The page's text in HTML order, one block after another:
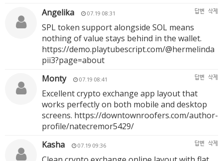
Angelika
07.19 08:31 답변 삭제
SPL token support alongside SOL means
nothing of value stays behind in the wallet.
https://demo.playtubescript.com/@hermelinda
pii3?page=about
Monty
07.19 08:41 답변 삭제
Excellent crypto exchange app layout that
works perfectly on both mobile and desktop
screens. https://downtownroofers.com/author-
profile/natecremor5429/
Kasha
07.19 09:36 답변 삭제